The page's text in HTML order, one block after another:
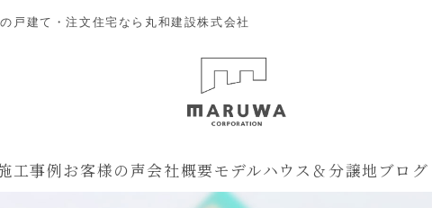
戸建て・注文住宅なら丸和建設株式会社
工事例お客様の声会社概要モデルハウス＆分譲地 ブログ